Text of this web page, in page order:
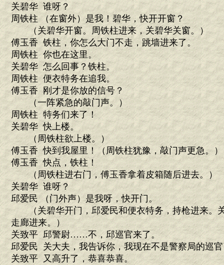
关碧华 谁呀？
周铁柱 （在窗外）是我！碧华，快开开窗？
（关碧华开窗。周铁柱进来，关碧华关窗。）
傅玉香 铁柱，你怎么大门不走，跳墙进来了。
周铁柱 你也在这里。
关碧华 怎么回事？铁柱。
周铁柱 便衣特务在追我。
傅玉香 刚才是你放的信号？
（一阵紧急的敲门声。）
周铁柱 特务们来了！
关碧华 快上楼。
（周铁柱欲上楼。）
傅玉香 快到我屋里！（周铁柱犹豫，敲门声更急。）
傅玉香 快点，铁柱！
（周铁柱进右门，傅玉香拿着皮箱随后进去。）
关碧华 谁呀？
邱爱民 （门外声）是我呀，快开门。
（关碧华开门，邱爱民和便衣特务，持枪进来。
走廊进来。）
关致平 邱警尉……不，邱巡官来了。
邱爱民 关大夫，我告诉你，我现在不是警察局的巡
关致平 又高升了，恭喜恭喜。